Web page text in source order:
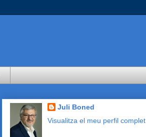
Juli Boned
Visualitza el meu perfil complet